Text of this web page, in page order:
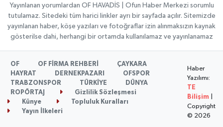
Yayınlanan yorumlardan OF HAVADİS | Ofun Haber Merkezi sorumlu
tutulamaz. Sitedeki tüm harici linkler ayrı bir sayfada açılır. Sitemizde
yayınlanan haber, köşe yazıları ve fotoğraflar izin alınmaksızın kaynak
gösterilse dahi, herhangi bir ortamda kullanılamaz ve yayınlanamaz
OF OF FİRMA REHBERİ
ÇAYKARA
HAYRAT
DERNEKPAZARI
OFSPOR
TRABZONSPOR
TÜRKİYE
DÜNYA
ROPÖRTAJ
Gizlilik Sözleşmesi
Künye
Topluluk Kuralları
Yayın İlkeleri
Haber
Yazılımı:
TE
Bilişim
Copyright
© 2026